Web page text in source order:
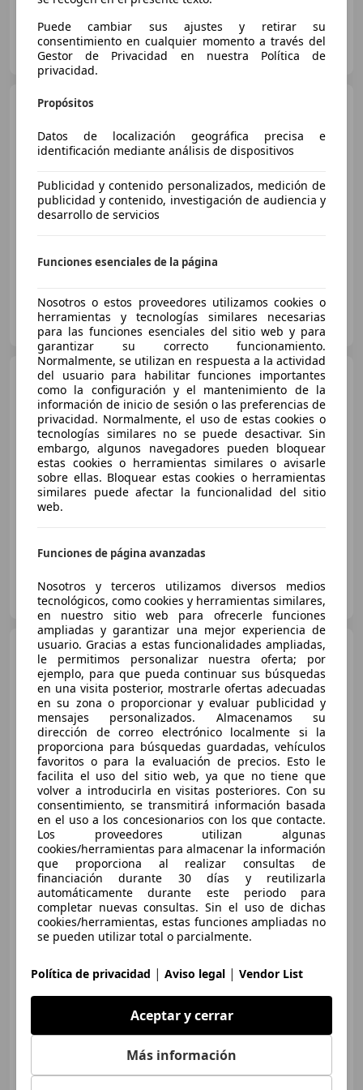
Particular
ES-08860 Castelldefels
Manual 5
€ 17.590
Sin comparación
DOMINGO ALONSO OCASIÓN
ES-35019 LAS PALMAS DE GRAN CANARIA
Skoda FabiaSelection
Advanced 1.0 TSI 70 kW (95 CV)
Manual 5
€ 17.590
Sincomparación
04/2026
DOMINGO ALONSO OCASIÓN TENERIFE
ES-38108 LA LAGUNA
Skoda Fabia1.2 Urban 69
€ 5.300
07/2014 140.000 km Gasolina 51 kW (69 CV)
Particular
Puede cambiar sus ajustes y retirar su
consentimiento en cualquier momento a través del
Gestor de Privacidad en nuestra Política de
privacidad.
Propósitos
Datos de localización geográfica precisa e
identificación mediante análisis de dispositivos
Publicidad y contenido personalizados, medición de
publicidad y contenido, investigación de audiencia y
desarrollo de servicios
Funciones esenciales de la página
Nosotros o estos proveedores utilizamos cookies o
herramientas y tecnologías similares necesarias
para las funciones esenciales del sitio web y para
garantizar su correcto funcionamiento.
Normalmente, se utilizan en respuesta a la actividad
del usuario para habilitar funciones importantes
como la configuración y el mantenimiento de la
información de inicio de sesión o las preferencias de
privacidad. Normalmente, el uso de estas cookies o
tecnologías similares no se puede desactivar. Sin
embargo, algunos navegadores pueden bloquear
estas cookies o herramientas similares o avisarle
sobre ellas. Bloquear estas cookies o herramientas
similares puede afectar la funcionalidad del sitio
web.
Funciones de página avanzadas
Nosotros y terceros utilizamos diversos medios
tecnológicos, como cookies y herramientas similares,
en nuestro sitio web para ofrecerle funciones
ampliadas y garantizar una mejor experiencia de
usuario. Gracias a estas funcionalidades ampliadas,
le permitimos personalizar nuestra oferta; por
ejemplo, para que pueda continuar sus búsquedas
en una visita posterior, mostrarle ofertas adecuadas
en su zona o proporcionar y evaluar publicidad y
mensajes personalizados. Almacenamos su
dirección de correo electrónico localmente si la
proporciona para búsquedas guardadas, vehículos
favoritos o para la evaluación de precios. Esto le
facilita el uso del sitio web, ya que no tiene que
volver a introducirla en visitas posteriores. Con su
consentimiento, se transmitirá información basada
en el uso a los concesionarios con los que contacte.
Los proveedores utilizan algunas
cookies/herramientas para almacenar la información
que proporciona al realizar consultas de
financiación durante 30 días y reutilizarla
automáticamente durante este periodo para
completar nuevas consultas. Sin el uso de dichas
cookies/herramientas, estas funciones ampliadas no
se pueden utilizar total o parcialmente.
Política de privacidad | Aviso legal | Vendor List
Aceptar y cerrar
Más información